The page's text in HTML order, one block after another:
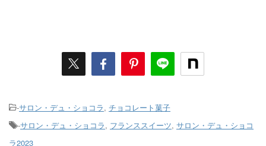
-サロン・デュ・ショコラ, チョコレート菓子
-サロン・デュ・ショコラ, フランススイーツ, サロン・デュ・ショコ
ラ2023